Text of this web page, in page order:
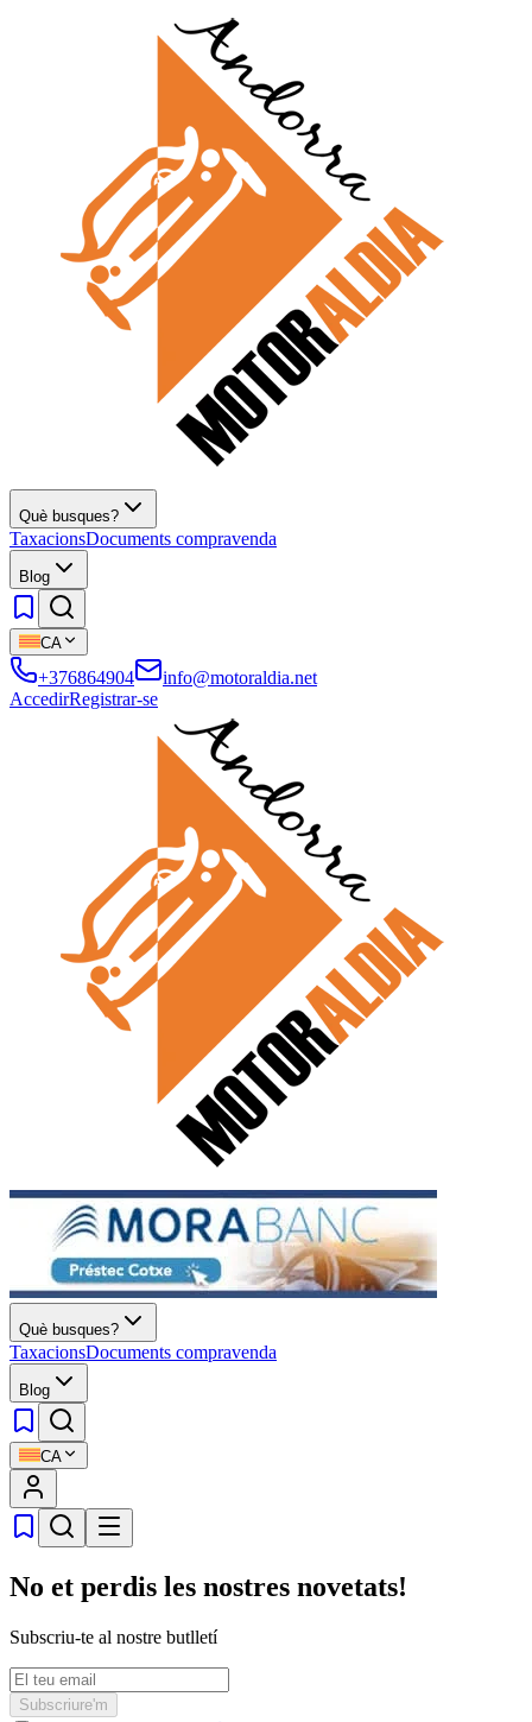
Què busques?
TaxacionsDocuments compravenda
Blog
CA
+376864904
info@motoraldia.net
AccedirRegistrar-se
Què busques?
TaxacionsDocuments compravenda
Blog
CA
No et perdis les nostres novetats!
Subscriu-te al nostre butlletí
Subscriure'm